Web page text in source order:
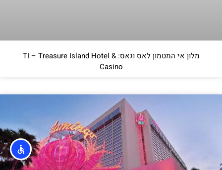
מלון אי המטמון לאס וגאס: TI – Treasure Island Hotel &
Casino